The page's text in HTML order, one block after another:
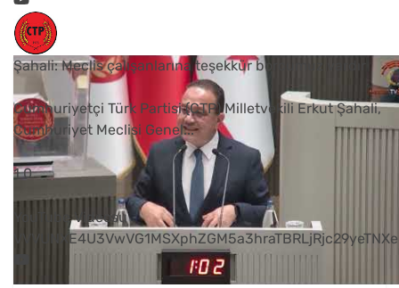
Şahali: Meclis çalışanlarına teşekkür borcumuz vardır
Cumhuriyetçi Türk Partisi (CTP) Milletvekili Erkut Şahali,
Cumhuriyet Meclisi Genel...
1 0
YouTube Videosu